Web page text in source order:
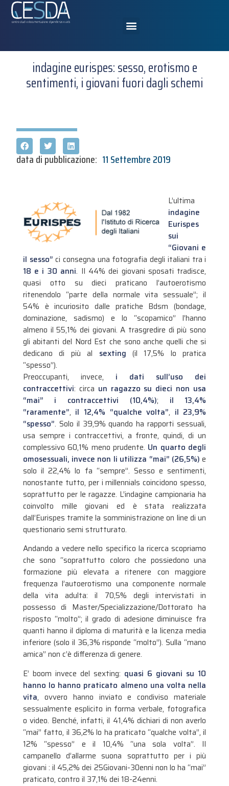
indagine eurispes: sesso, erotismo e
sentimenti, i giovani fuori dagli schemi
data di pubblicazione: 11 Settembre 2019
L’ultima
indagine
Eurispes
sui
“Giovani e
il sesso” ci consegna una fotografia degli italiani tra i
18 e i 30 anni. Il 44% dei giovani sposati tradisce,
quasi otto su dieci praticano l’autoerotismo
ritenendolo “parte della normale vita sessuale”; il
54% è incuriosito dalle pratiche Bdsm (bondage,
dominazione, sadismo) e lo “scopamico” l’hanno
almeno il 55,1% dei giovani. A trasgredire di più sono
gli abitanti del Nord Est che sono anche quelli che si
dedicano di più al sexting (il 17,5% lo pratica
“spesso”).
Preoccupanti, invece, i dati sull’uso dei
contraccettivi: circa un ragazzo su dieci non usa
“mai” i contraccettivi (10,4%); il 13,4%
“raramente”, il 12,4% “qualche volta”, il 23,9%
“spesso”. Solo il 39,9% quando ha rapporti sessuali,
usa sempre i contraccettivi, a fronte, quindi, di un
complessivo 60,1% meno prudente. Un quarto degli
omosessuali, invece non li utilizza “mai” (26,5%)e
solo il 22,4% lo fa “sempre”. Sesso e sentimenti,
nonostante tutto, per i millennials coincidono spesso,
soprattutto per le ragazze. L’indagine campionaria ha
coinvolto mille giovani ed è stata realizzata
dall’Eurispes tramite la somministrazione on line di un
questionario semi strutturato.
Andando a vedere nello specifico la ricerca scopriamo
che sono “soprattutto coloro che possiedono una
formazione più elevata a ritenere con maggiore
frequenza l’autoerotismo una componente normale
della vita adulta: il 70,5% degli intervistati in
possesso di Master/Specializzazione/Dottorato ha
risposto “molto”; il grado di adesione diminuisce fra
quanti hanno il diploma di maturità e la licenza media
inferiore (solo il 36,3% risponde “molto”). Sulla “mano
amica” non c’è differenza di genere.
E’ boom invece del sexting: quasi 6 giovani su 10
hanno lo hanno praticato almeno una volta nella
vita, ovvero hanno inviato e condiviso materiale
sessualmente esplicito in forma verbale, fotografica
o video. Benché, infatti, il 41,4% dichiari di non averlo
“mai” fatto, il 36,2% lo ha praticato “qualche volta”, il
12% “spesso” e il 10,4% “una sola volta”. Il
campanello d’allarme suona soprattutto per i più
giovani : il 45,2% dei 25Giovani-30enni non lo ha “mai”
praticato, contro il 37,1% dei 18-24enni.